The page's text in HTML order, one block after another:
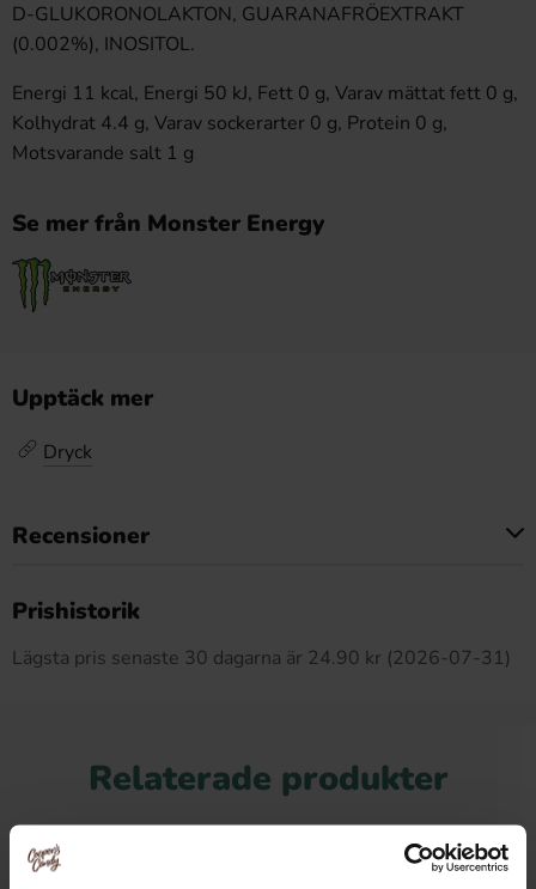
D-GLUKORONOLAKTON, GUARANAFRÖEXTRAKT
(0.002%), INOSITOL.
Energi 11 kcal, Energi 50 kJ, Fett 0 g, Varav mättat fett 0 g,
Kolhydrat 4.4 g, Varav sockerarter 0 g, Protein 0 g,
Motsvarande salt 1 g
Se mer från Monster Energy
Upptäck mer
Dryck
Recensioner
Prishistorik
Lägsta pris senaste 30 dagarna är 24.90 kr (2026-07-31)
Relaterade produkter